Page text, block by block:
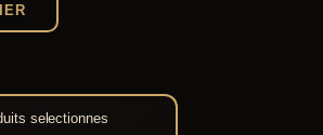
selectionnes